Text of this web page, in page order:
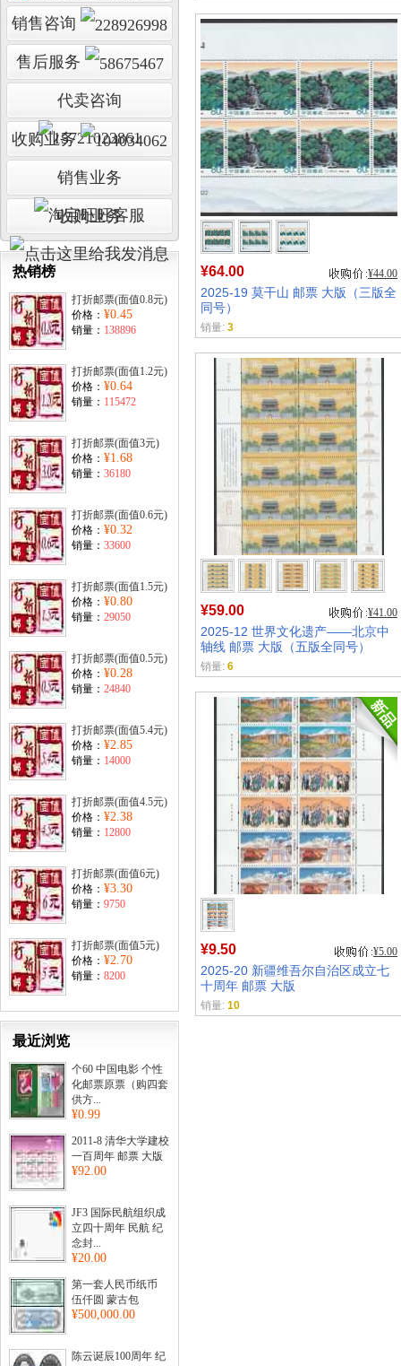
销售咨询
售后服务
代卖咨询
收购业务
销售业务
收购业务
热销榜
打折邮票(面值0.8元)
价格： ¥0.45
销量： 138896
打折邮票(面值1.2元)
价格： ¥0.64
销量： 115472
打折邮票(面值3元)
价格： ¥1.68
销量： 36180
打折邮票(面值0.6元)
价格： ¥0.32
销量： 33600
打折邮票(面值1.5元)
价格： ¥0.80
销量： 29050
打折邮票(面值0.5元)
价格： ¥0.28
销量： 24840
打折邮票(面值5.4元)
价格： ¥2.85
销量： 14000
打折邮票(面值4.5元)
价格： ¥2.38
销量： 12800
打折邮票(面值6元)
价格： ¥3.30
销量： 9750
打折邮票(面值5元)
价格： ¥2.70
销量： 8200
最近浏览
个60 中国电影 个性
化邮票原票（购四套
供方...
¥0.99
2011-8 清华大学建校
一百周年 邮票 大版
¥92.00
JF3 国际民航组织成
立四十周年 民航 纪
念封...
¥20.00
第一套人民币纸币
伍仟圆 蒙古包
¥500,000.00
陈云诞辰100周年 纪
¥64.00 ¥44.00
2025-19 莫干山 邮票 大版（三版全
同号）
销量: 3
¥59.00 ¥41.00
2025-12 世界文化遗产——北京中
轴线 邮票 大版（五版全同号）
销量: 6
¥9.50 ¥5.00
2025-20 新疆维吾尔自治区成立七
十周年 邮票 大版
销量: 10